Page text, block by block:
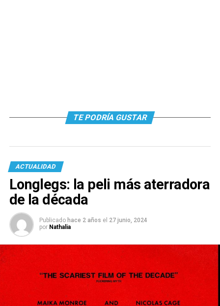
TE PODRÍA GUSTAR
ACTUALIDAD
Longlegs: la peli más aterradora
de la década
Publicado hace 2 años el 27 junio, 2024
por Nathalia